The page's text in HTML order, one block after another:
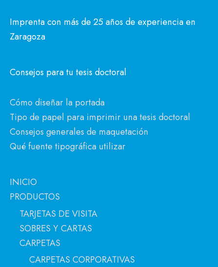
Imprenta con más de 25 años de experiencia en
Zaragoza
Consejos para tu tesis doctoral
Cómo diseñar la portada
Tipo de papel para imprimir una tesis doctoral
Consejos generales de maquetación
Qué fuente tipográfica utilizar
INICIO
PRODUCTOS
TARJETAS DE VISITA
SOBRES Y CARTAS
CARPETAS
CARPETAS CORPORATIVAS